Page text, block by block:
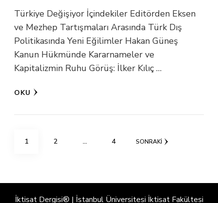
Türkiye Değişiyor İçindekiler Editörden Eksen
ve Mezhep Tartışmaları Arasında Türk Dış
Politikasında Yeni Eğilimler Hakan Güneş
Kanun Hükmünde Kararnameler ve
Kapitalizmin Ruhu Görüş: İlker Kılıç …
OKU
Yazı
SAYFA
1 SAYFA
2 … SAYFA
4 SONRAKI
İktisat Dergisi® | İstanbul Üniversitesi İktisat Fakültesi